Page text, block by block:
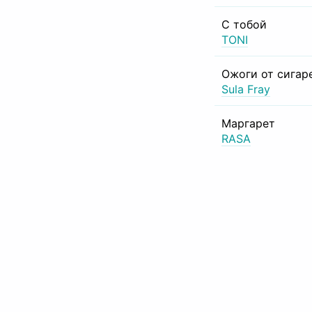
С тобой
TONI
Ожоги от
Sula Fray
Маргарет
RASA